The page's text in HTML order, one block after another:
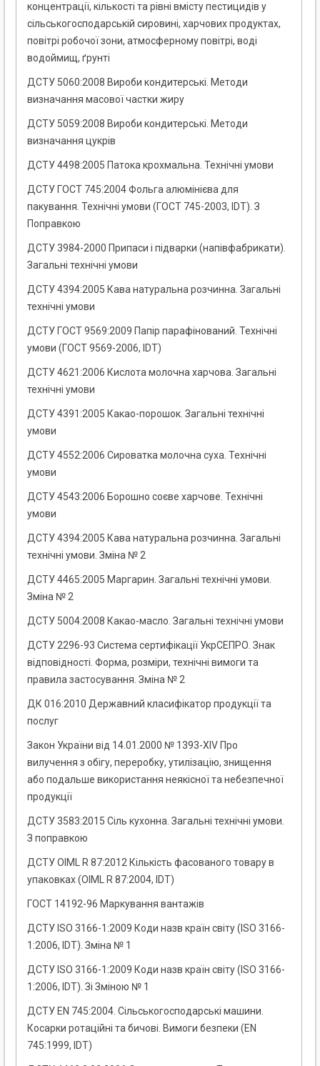
концентрації, кількості та рівні вмісту пестицидів у
сільськогосподарській сировині, харчових продуктах,
повітрі робочої зони, атмосферному повітрі, воді
водоймищ, ґрунті
ДСТУ 5060:2008 Вироби кондитерські. Методи
визначання масової частки жиру
ДСТУ 5059:2008 Вироби кондитерські. Методи
визначання цукрів
ДСТУ 4498:2005 Патока крохмальна. Технічні умови
ДСТУ ГОСТ 745:2004 Фольга алюмінієва для
пакування. Технічні умови (ГОСТ 745-2003, IDT). З
Поправкою
ДСТУ 3984-2000 Припаси і підварки (напівфабрикати).
Загальні технічні умови
ДСТУ 4394:2005 Кава натуральна розчинна. Загальні
технічні умови
ДСТУ ГОСТ 9569:2009 Папір парафінований. Технічні
умови (ГОСТ 9569-2006, IDТ)
ДСТУ 4621:2006 Кислота молочна харчова. Загальні
технічні умови
ДСТУ 4391:2005 Какао-порошок. Загальні технічні
умови
ДСТУ 4552:2006 Сироватка молочна суха. Технічні
умови
ДСТУ 4543:2006 Борошно соєве харчове. Технічні
умови
ДСТУ 4394:2005 Кава натуральна розчинна. Загальні
технічні умови. Зміна № 2
ДСТУ 4465:2005 Маргарин. Загальні технічні умови.
Зміна № 2
ДСТУ 5004:2008 Какао-масло. Загальні технічні умови
ДСТУ 2296-93 Система сертифікації УкрСЕПРО. Знак
відповідності. Форма, розміри, технічні вимоги та
правила застосування. Зміна № 2
ДК 016:2010 Державний класифікатор продукції та
послуг
Закон України від 14.01.2000 № 1393-XIV Про
вилучення з обігу, переробку, утилізацію, знищення
або подальше використання неякісної та небезпечної
продукції
ДСТУ 3583:2015 Сіль кухонна. Загальні технічні умови.
З поправкою
ДСТУ OIML R 87:2012 Кількість фасованого товару в
упаковках (OIML R 87:2004, IDT)
ГОСТ 14192-96 Маркування вантажів
ДСТУ ISO 3166-1:2009 Коди назв країн світу (ISO 3166-
1:2006, IDT). Зміна № 1
ДСТУ ISO 3166-1:2009 Коди назв країн світу (ISO 3166-
1:2006, IDT). Зі Зміною № 1
ДСТУ EN 745:2004. Сільськогосподарські машини.
Косарки ротаційні та бичові. Вимоги безпеки (EN
745:1999, IDT)